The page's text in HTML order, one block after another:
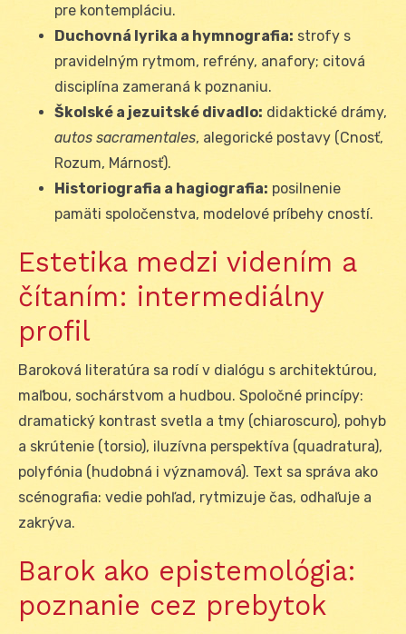
pre kontempláciu.
Duchovná lyrika a hymnografia: strofy s
pravidelným rytmom, refrény, anafory; citová
disciplína zameraná k poznaniu.
Školské a jezuitské divadlo: didaktické drámy,
autos sacramentales, alegorické postavy (Cnosť,
Rozum, Márnosť).
Historiografia a hagiografia: posilnenie
pamäti spoločenstva, modelové príbehy cností.
Estetika medzi videním a
čítaním: intermediálny
profil
Baroková literatúra sa rodí v dialógu s architektúrou,
maľbou, sochárstvom a hudbou. Spoločné princípy:
dramatický kontrast svetla a tmy (chiaroscuro), pohyb
a skrútenie (torsio), iluzívna perspektíva (quadratura),
polyfónia (hudobná i významová). Text sa správa ako
scénografia: vedie pohľad, rytmizuje čas, odhaľuje a
zakrýva.
Barok ako epistemológia:
poznanie cez prebytok